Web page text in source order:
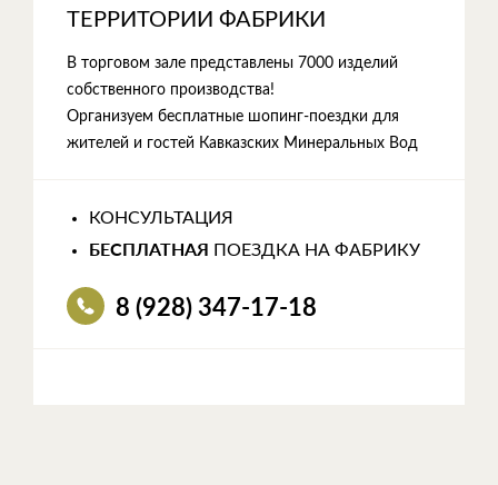
ТЕРРИТОРИИ ФАБРИКИ
В торговом зале представлены 7000 изделий
собственного производства!
Организуем бесплатные шопинг-поездки для
жителей и гостей Кавказских Минеральных Вод
КОНСУЛЬТАЦИЯ
БЕСПЛАТНАЯ ПОЕЗДКА НА ФАБРИКУ
8 (928) 347-17-18